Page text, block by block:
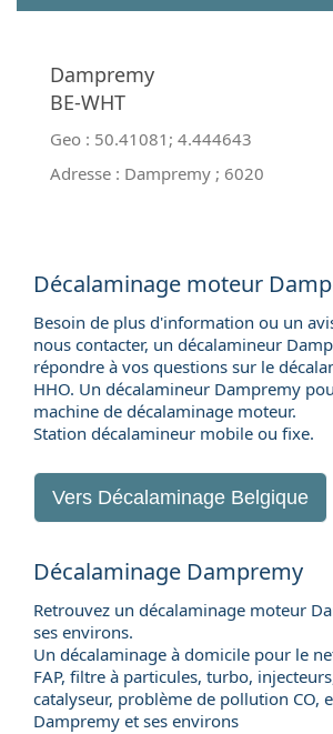
Dampremy
BE-WHT
Geo : 50.41081 ; 4.444643
Adresse : Dampremy ; 6020
Décalaminage moteur
Besoin de plus d'information ou un
nous contacter, un décalamineur
répondre à vos questions sur le
HHO. Un décalamineur Dampremy
machine de décalaminage moteur.
Station décalamineur mobile ou fixe.
Vers Décalaminage Belgique
Décalaminage Dampremy
Retrouvez un décalaminage moteur
ses environs.
Un décalaminage à domicile pour le
FAP, filtre à particules, turbo,
catalyseur, problème de pollution CO,
Dampremy et ses environs